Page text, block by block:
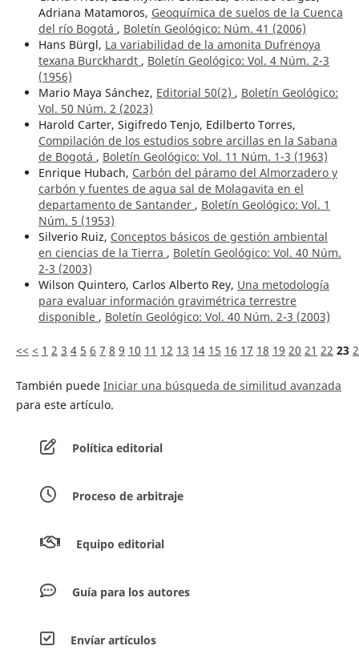
Adriana Matamoros, Geoquímica de suelos de la Cuenca
del río Bogotá , Boletín Geológico: Núm. 41 (2006)
Hans Bürgl, La variabilidad de la amonita Dufrenoya
texana Burckhardt , Boletín Geológico: Vol. 4 Núm. 2-3
(1956)
Mario Maya Sánchez, Editorial 50(2) , Boletín Geológico:
Vol. 50 Núm. 2 (2023)
Harold Carter, Sigifredo Tenjo, Edilberto Torres,
Compilación de los estudios sobre arcillas en la Sabana
de Bogotá , Boletín Geológico: Vol. 11 Núm. 1-3 (1963)
Enrique Hubach, Carbón del páramo del Almorzadero y
carbón y fuentes de agua sal de Molagavita en el
departamento de Santander , Boletín Geológico: Vol. 1
Núm. 5 (1953)
Silverio Ruiz, Conceptos básicos de gestión ambiental
en ciencias de la Tierra , Boletín Geológico: Vol. 40 Núm.
2-3 (2003)
Wilson Quintero, Carlos Alberto Rey, Una metodología
para evaluar información gravimétrica terrestre
disponible , Boletín Geológico: Vol. 40 Núm. 2-3 (2003)
<< < 1 2 3 4 5 6 7 8 9 10 11 12 13 14 15 16 17 18 19 20 21 22 23
También puede Iniciar una búsqueda de similitud avanzada
para este artículo.
Política editorial
Proceso de arbitraje
Equipo editorial
Guía para los autores
Envíar artículos